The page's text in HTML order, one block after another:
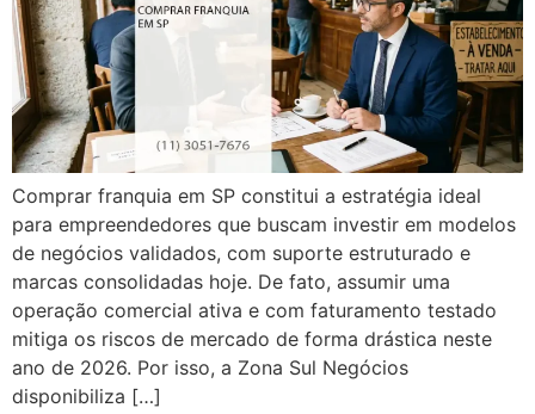
Comprar franquia em SP constitui a estratégia ideal
para empreendedores que buscam investir em modelos
de negócios validados, com suporte estruturado e
marcas consolidadas hoje. De fato, assumir uma
operação comercial ativa e com faturamento testado
mitiga os riscos de mercado de forma drástica neste
ano de 2026. Por isso, a Zona Sul Negócios
disponibiliza […]